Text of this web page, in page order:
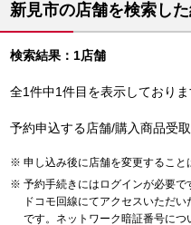
新見市の店舗を検索し
検索結果：1店舗
全1件中1件目を表示しており
予約申込する店舗/購入商品受
申し込み後に店舗を変更すること
予約手続きにはログインが必要で
ドコモ回線にてアクセスいただ
です。ネットワーク暗証番号につ